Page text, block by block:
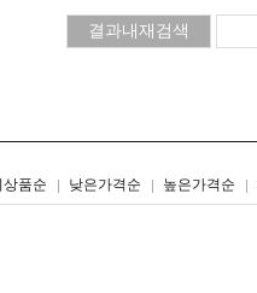
상품순 낮은가격순 높은가격순
트형
갤러리형